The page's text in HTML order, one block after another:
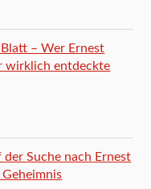
– Wer Ernest
wirklich entdeckte
Suche nach Ernest